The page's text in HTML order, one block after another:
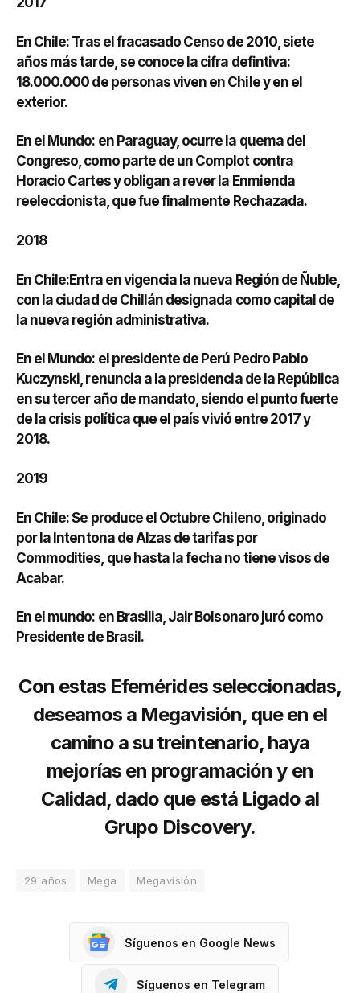
En Chile: Tras el fracasado Censo de 2010, siete
años más tarde, se conoce la cifra defintiva:
18.000.000 de personas viven en Chile y en el
exterior.
En el Mundo: en Paraguay, ocurre la quema del
Congreso, como parte de un Complot contra
Horacio Cartes y obligan a rever la Enmienda
reeleccionista, que fue finalmente Rechazada.
2018
En Chile:Entra en vigencia la nueva Región de Ñuble,
con la ciudad de Chillán designada como capital de
la nueva región administrativa.
En el Mundo: el presidente de Perú Pedro Pablo
Kuczynski, renuncia a la presidencia de la República
en su tercer año de mandato, siendo el punto fuerte
de la crisis política que el país vivió entre 2017 y
2018.
2019
En Chile: Se produce el Octubre Chileno, originado
por la Intentona de Alzas de tarifas por
Commodities, que hasta la fecha no tiene visos de
Acabar.
En el mundo: en Brasilia, Jair Bolsonaro juró como
Presidente de Brasil.
Con estas Efemérides seleccionadas,
deseamos a Megavisión, que en el
camino a su treintenario, haya
mejorías en programación y en
Calidad, dado que está Ligado al
Grupo Discovery.
29 años Mega Megavisión
Síguenos en Google News
Síguenos en Telegram